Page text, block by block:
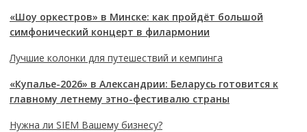
«Шоу оркестров» в Минске: как пройдёт большой
симфонический концерт в филармонии
Лучшие колонки для путешествий и кемпинга
«Купалье-2026» в Александрии: Беларусь готовится к
главному летнему этно-фестивалю страны
Нужна ли SIEM Вашему бизнесу?